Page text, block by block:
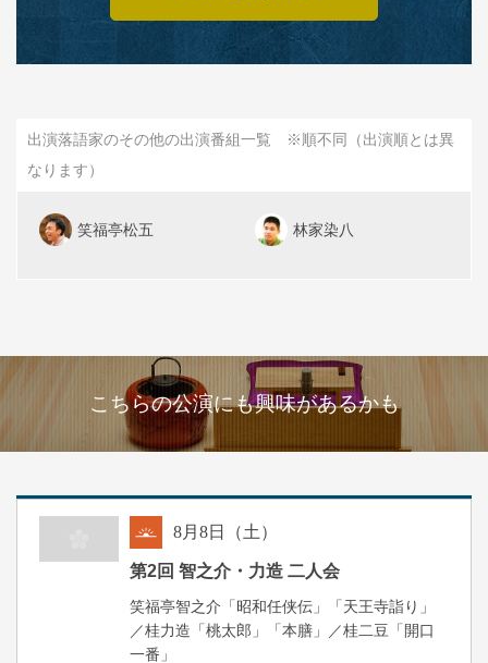
出演落語家のその他の出演番組一覧 ※順不同（出演順とは異
なります）
笑福亭松五 林家染八
こちらの公演にも興味があるかも
8月8日（土）
第2回 智之介・力造 二人会
笑福亭智之介「昭和任侠伝」「天王寺詣り」
／桂力造「桃太郎」「本膳」／桂二豆「開口
一番」